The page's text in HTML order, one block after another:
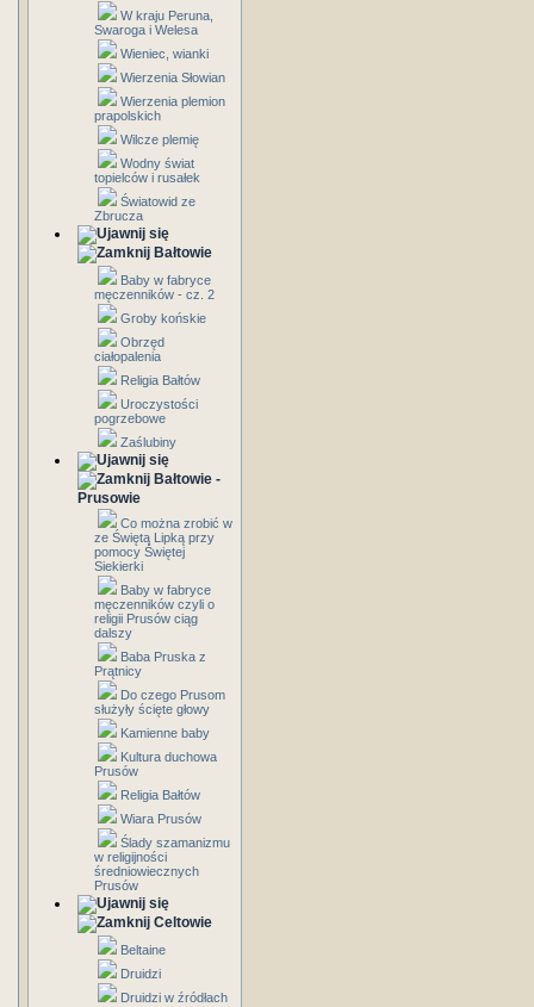
W kraju Peruna,
Swaroga i Welesa
Wieniec, wianki
Wierzenia Słowian
Wierzenia plemion
prapolskich
Wilcze plemię
Wodny świat
topielców i rusałek
Światowid ze
Zbrucza
Bałtowie
Baby w fabryce
męczenników - cz. 2
Groby końskie
Obrzęd
ciałopalenia
Religia Bałtów
Uroczystości
pogrzebowe
Zaślubiny
Bałtowie -
Prusowie
Co można zrobić w
ze Świętą Lipką przy
pomocy Świętej
Siekierki
Baby w fabryce
męczenników czyli o
religii Prusów ciąg
dalszy
Baba Pruska z
Prątnicy
Do czego Prusom
służyły ścięte głowy
Kamienne baby
Kultura duchowa
Prusów
Religia Bałtów
Wiara Prusów
Ślady szamanizmu
w religijności
średniowiecznych
Prusów
Celtowie
Beltaine
Druidzi
Druidzi w źródłach